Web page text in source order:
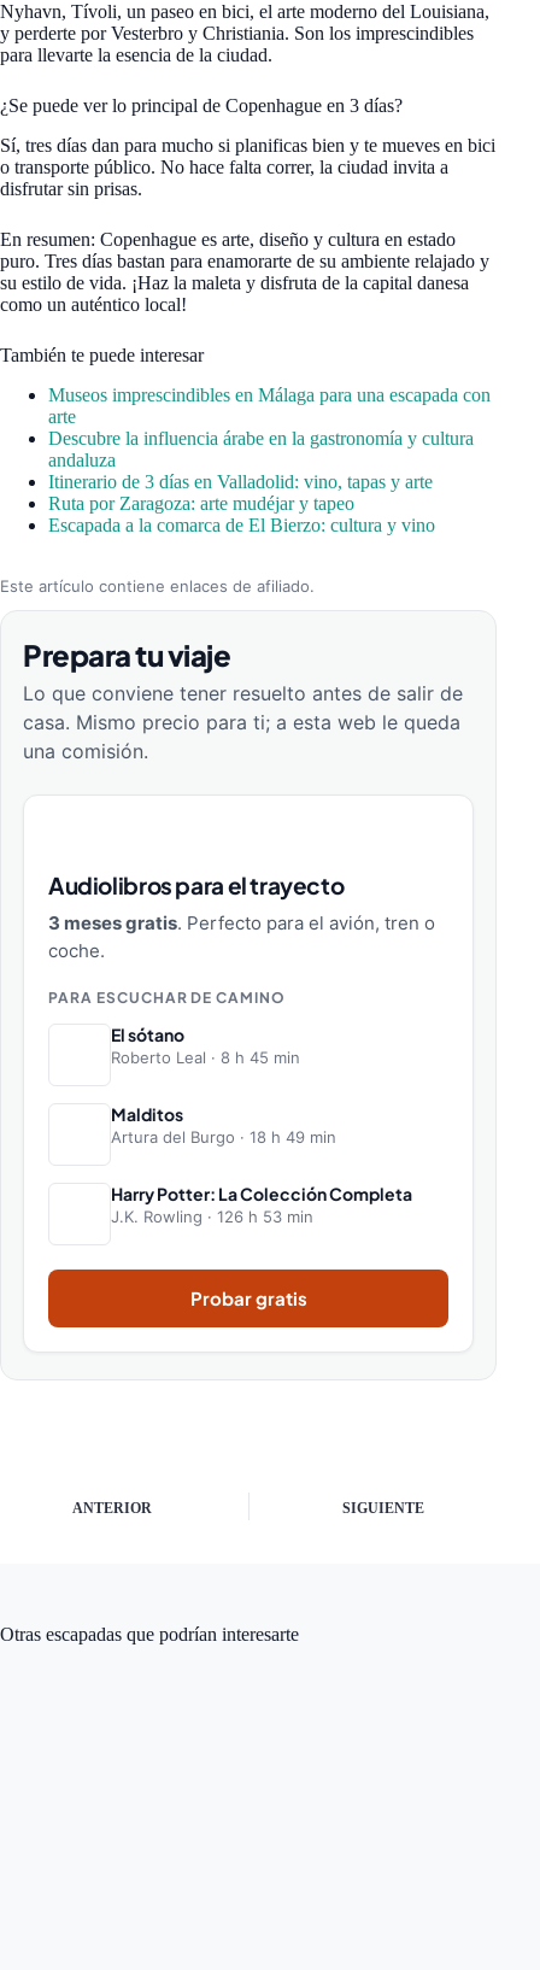
Nyhavn, Tívoli, un paseo en bici, el arte moderno del Louisiana,
y perderte por Vesterbro y Christiania. Son los imprescindibles
para llevarte la esencia de la ciudad.
¿Se puede ver lo principal de Copenhague en 3 días?
Sí, tres días dan para mucho si planificas bien y te mueves en bici
o transporte público. No hace falta correr, la ciudad invita a
disfrutar sin prisas.
En resumen: Copenhague es arte, diseño y cultura en estado
puro. Tres días bastan para enamorarte de su ambiente relajado y
su estilo de vida. ¡Haz la maleta y disfruta de la capital danesa
como un auténtico local!
También te puede interesar
Museos imprescindibles en Málaga para una escapada con
arte
Descubre la influencia árabe en la gastronomía y cultura
andaluza
Itinerario de 3 días en Valladolid: vino, tapas y arte
Ruta por Zaragoza: arte mudéjar y tapeo
Escapada a la comarca de El Bierzo: cultura y vino
Este artículo contiene enlaces de afiliado.
Prepara tu viaje
Lo que conviene tener resuelto antes de salir de
casa. Mismo precio para ti; a esta web le queda
una comisión.
Audiolibros para el trayecto
3 meses gratis. Perfecto para el avión, tren o
coche.
PARA ESCUCHAR DE CAMINO
El sótano
Roberto Leal · 8 h 45 min
Malditos
Artura del Burgo · 18 h 49 min
Harry Potter: La Colección Completa
J.K. Rowling · 126 h 53 min
Probar gratis
ANTERIOR SIGUIENTE
Otras escapadas que podrían interesarte